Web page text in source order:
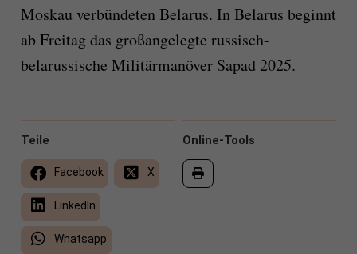
Moskau verbündeten Belarus. In Belarus beginnt
ab Freitag das großangelegte russisch-
belarussische Militärmanöver Sapad 2025.
Online-Tools
Teile
Facebook X
LinkedIn
Whatsapp